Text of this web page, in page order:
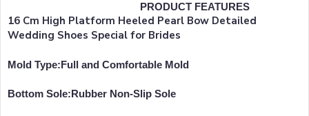
PRODUCT FEATURES
16 Cm High Platform Heeled Pearl Bow Detailed
Wedding Shoes Special for Brides
Mold Type:Full and Comfortable Mold
Bottom Sole:Rubber Non-Slip Sole